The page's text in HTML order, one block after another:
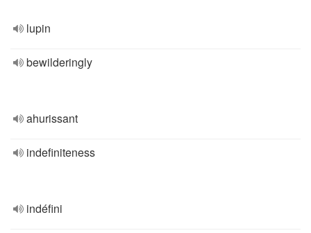
lupin
bewilderingly
ahurissant
indefiniteness
indéfini